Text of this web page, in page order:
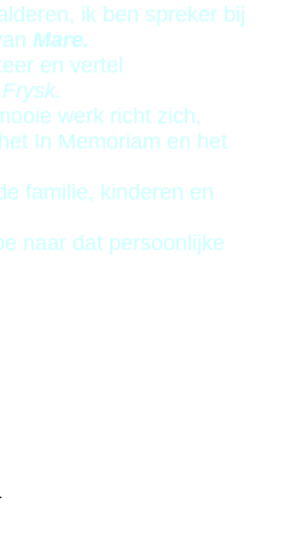
ik ben spreker bij
Mare.
en vertel
werk richt zich,
In Memoriam en het
familie, kinderen en
naar dat persoonlijke